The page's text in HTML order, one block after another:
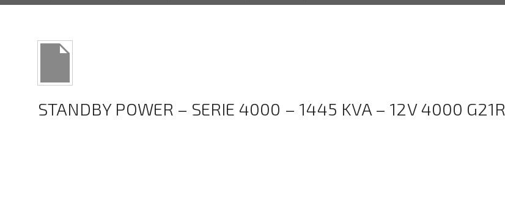
STANDBY POWER – SERIE 4000 – 1445 KVA – 12V 4000 G21R